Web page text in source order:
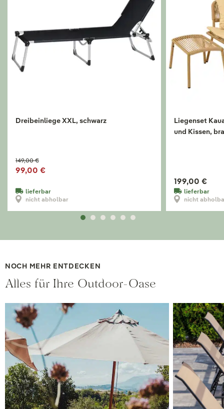
Dreibeinliege XXL, schwarz
149,00 €
99,00 €
lieferbar
nicht abholbar
Liegenset
und Kissen,
199,00 €
lieferbar
nicht
NOCH MEHR ENTDECKEN
Alles für Ihre Outdoor-Oase